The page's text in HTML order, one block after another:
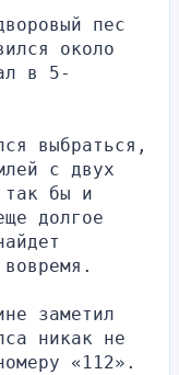
пес
около
в 5-
выбраться,
с двух
так бы и
долгое
заметил
никак не
«112».